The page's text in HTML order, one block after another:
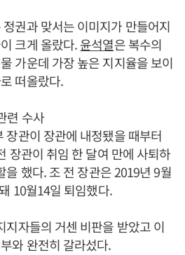
정권과 맞서는 이미지가 만들어지
크게 올랐다.윤석열은 복수의
가운데 가장 높은 지지율을 보이
떠올랐다.
련 수사
장관이 장관에 내정됐을 때부터
장관이 취임 한 달여 만에 사퇴하
을 했다. 조 전 장관은 2019년 9월
10월14일 퇴임했다.
지자들의 거센 비판을 받았고 이
와 완전히 갈라섰다.